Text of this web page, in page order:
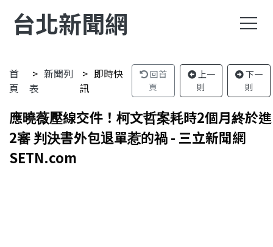
台北新聞網
首
頁
新聞列
表
即時快
訊
回首
頁
上一
則
下一
則
應曉薇壓線交件！柯文哲案耗時2個月終於進
2審 判決書外包退單惹的禍 - 三立新聞網
SETN.com